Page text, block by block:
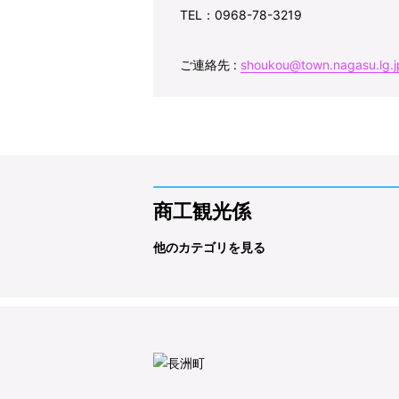
TEL：0968-78-3219
ご連絡先 :
商工観光係
他のカテゴリを見る